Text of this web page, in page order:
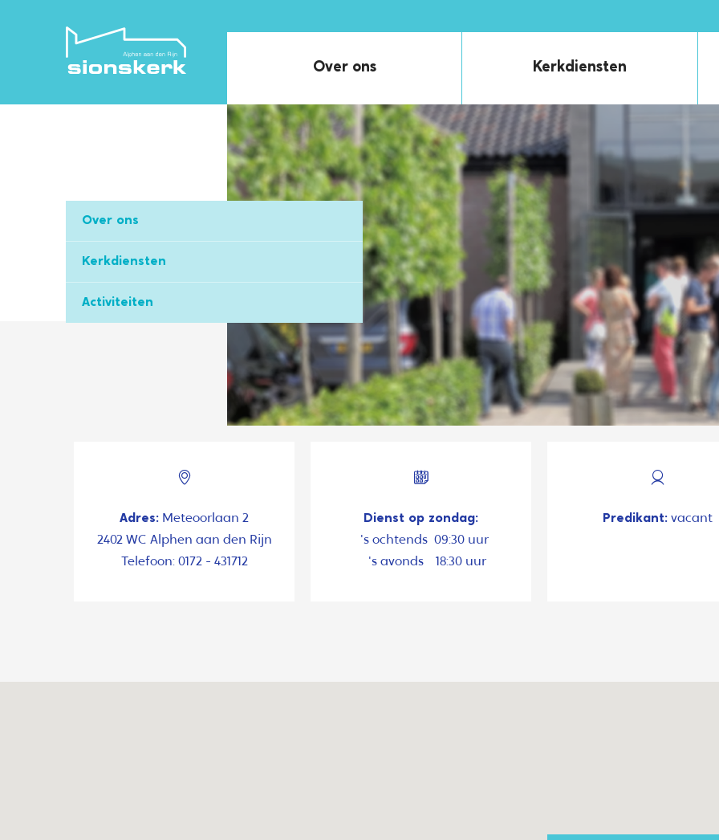
Over ons Kerkdiensten
Over ons
Kerkdiensten
Activiteiten
Adres: Meteoorlaan 2
2402 WC Alphen aan den Rijn
Telefoon: 0172 - 431712
Dienst op zondag:
's ochtends 09:30 uur
's avonds
18:30 uur
Predikant: vacant